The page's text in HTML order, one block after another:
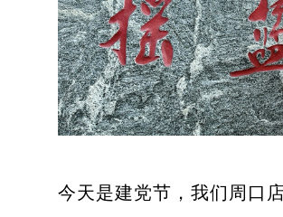
今天是建党节，我们周口